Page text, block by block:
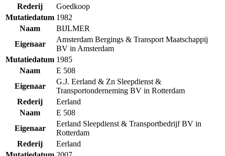
Rederij
Goedkoop
Mutatiedatum 1982
Naam
BIJLMER
Eigenaar
Amsterdam Bergings & Transport Maatschappij
BV in Amsterdam
Mutatiedatum 1985
Naam
E 508
Eigenaar
G.J. Eerland & Zn Sleepdienst &
Transportonderneming BV in Rotterdam
Rederij
Eerland
Naam
E 508
Eigenaar
Eerland Sleepdienst & Transportbedrijf BV in
Rotterdam
Rederij
Eerland